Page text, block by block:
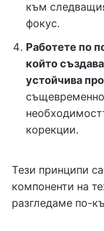
към
фокус.
Работете по
който
устойчива
същевременно
корекции.
Тези принципи
компоненти на
разгледаме по-